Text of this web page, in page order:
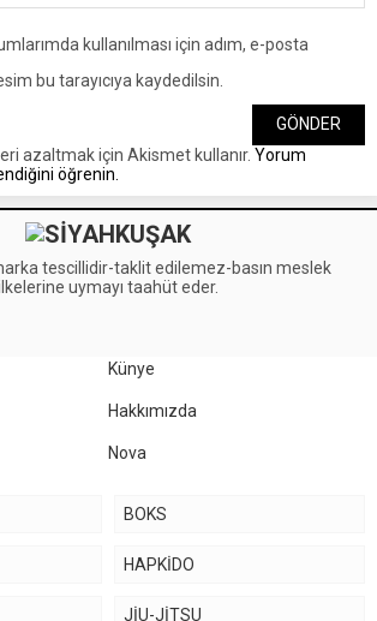
kullanılması için adım, e-posta
bu tarayıcıya kaydedilsin.
azaltmak için Akismet kullanır. Yorum
öğrenin.
tescillidir-taklit edilemez-basın meslek
uymayı taahüt eder.
Künye
Hakkımızda
Nova
BOKS
HAPKİDO
JİU-JİTSU